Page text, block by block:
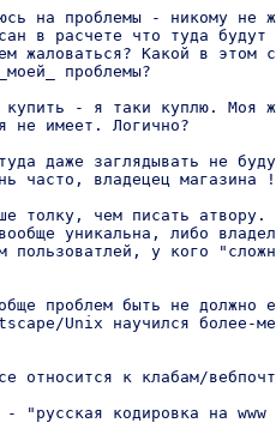
на проблемы - никому не
в расчете что туда
жаловаться? Какой в этом
проблемы?
- я таки куплю. Моя
не имеет. Логично?
даже заглядывать не
часто, владецец магазина
толку, чем писать атвору.
уникальна, либо
пользоватлей, у кого
проблем быть не должно
Unix научился более-
относится к клабам/
- "русская кодировка на